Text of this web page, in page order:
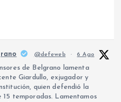
@defeweb · 6 Ago
de Belgrano lamenta
Giardullo, exjugador y
quien defendió la
temporadas. Lamentamos